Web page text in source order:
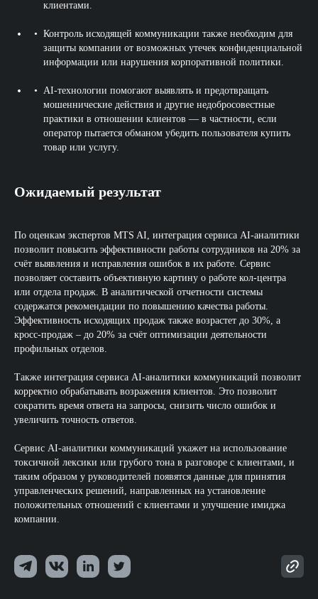
клиентами.
Контроль исходящей коммуникации также необходим для
защиты компании от возможных утечек конфиденциальной
информации или нарушения корпоративной политики.
AI-технологии помогают выявлять и предотвращать
мошеннические действия и другие недобросовестные
практики в отношении клиентов — в частности, если
оператор пытается обманом убедить пользователя купить
товар или услугу.
Ожидаемый результат
По оценкам экспертов MTS AI, интеграция сервиса AI-аналитики
позволит повысить эффективности работы сотрудников на 20% за
счёт выявления и исправления ошибок в их работе. Сервис
позволяет составить объективную картину о работе кол-центра
или отдела продаж. В аналитической отчетности системы
содержатся рекомендации по повышению качества работы.
Эффективность исходящих продаж также возрастет до 30%, а
кросс-продаж – до 20% за счёт оптимизации деятельности
профильных отделов.
Также интеграция сервиса AI-аналитики коммуникаций позволит
корректно обрабатывать возражения клиентов. Это позволит
сократить время ответа на запросы, снизить число ошибок и
увеличить точность ответов.
Сервис AI-аналитики коммуникаций укажет на использование
токсичной лексики или грубого тона в разговоре с клиентами, и
таким образом у руководителей появятся данные для принятия
управленческих решений, направленных на установление
положительных отношений с клиентами и улучшение имиджа
компании.